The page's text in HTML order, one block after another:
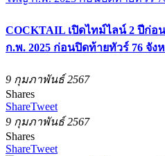
COCKTAIL เปิดไทม์ไลน์ 2 ปีก่
ก.พ. 2025 ก่อนปิดท้ายทัวร์​ 76 จั
9 กุมภาพันธ์ 2567
Shares
ShareTweet
9 กุมภาพันธ์ 2567
Shares
ShareTweet